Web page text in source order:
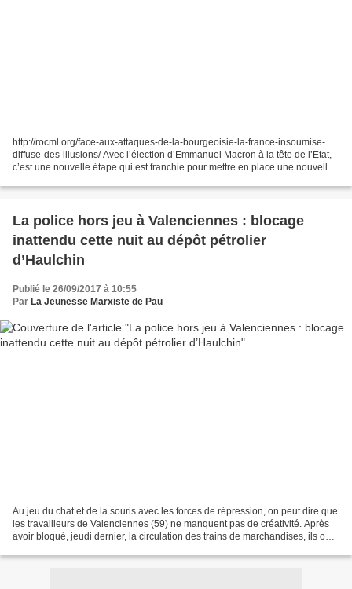
http://rocml.org/face-aux-attaques-de-la-bourgeoisie-la-france-insoumise-
diffuse-des-illusions/ Avec l’élection d’Emmanuel Macron à la tête de l’Etat,
c’est une nouvelle étape qui est franchie pour mettre en place une nouvelle
La police hors jeu à Valenciennes : blocage
inattendu cette nuit au dépôt pétrolier
d’Haulchin
Publié le 26/09/2017 à 10:55
Par La Jeunesse Marxiste de Pau
Au jeu du chat et de la souris avec les forces de répression, on peut dire que
les travailleurs de Valenciennes (59) ne manquent pas de créativité. Après
avoir bloqué, jeudi dernier, la circulation des trains de marchandises, ils ont